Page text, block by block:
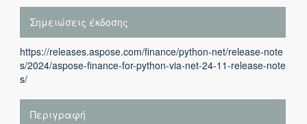
Σημειώσεις έκδοσης
https://releases.aspose.com/finance/python-net/release-note
s/2024/aspose-finance-for-python-via-net-24-11-release-note
s/
Περιγραφή